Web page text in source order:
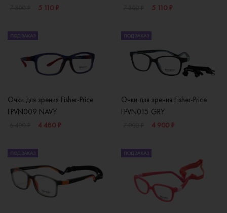
5 110 ₽ 5 110 ₽
ПОД ЗАКАЗ
Очки для зрения Fisher-Price
FPVN009 NAVY
4 480 ₽
ПОД ЗАКАЗ
Очки для зрения Fisher-Price
FPVN015 GRY
4 900 ₽
ПОД ЗАКАЗ ПОД ЗАКАЗ